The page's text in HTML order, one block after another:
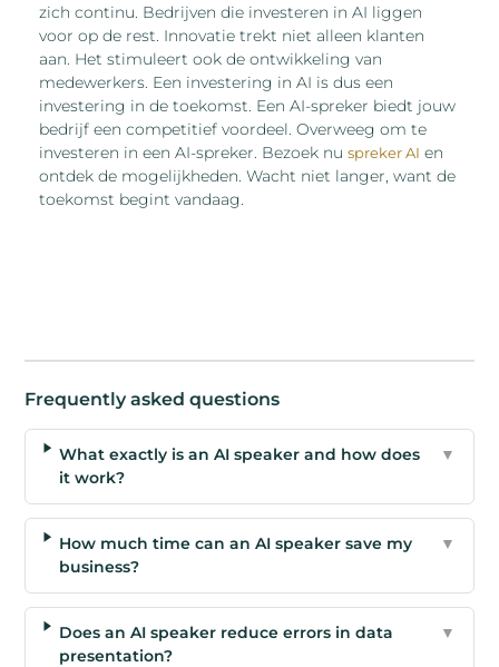
zich continu. Bedrijven die investeren in AI liggen
voor op de rest. Innovatie trekt niet alleen klanten
aan. Het stimuleert ook de ontwikkeling van
medewerkers. Een investering in AI is dus een
investering in de toekomst. Een AI-spreker biedt jouw
bedrijf een competitief voordeel. Overweeg om te
investeren in een AI-spreker. Bezoek nuspreker AI en
ontdek de mogelijkheden. Wacht niet langer, want de
toekomst begint vandaag.
Frequently asked questions
What exactly is an AI speaker and how does
it work?
▼
How much time can an AI speaker save my
business?
▼
Does an AI speaker reduce errors in data
presentation?
▼